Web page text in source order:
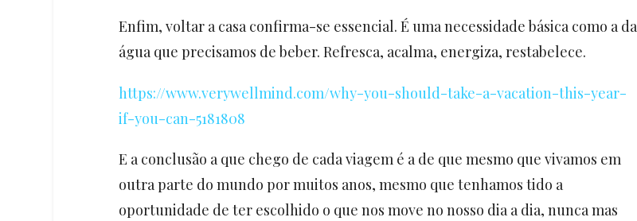
Enfim, voltar a casa confirma-se essencial. É uma necessidade básica como a da
água que precisamos de beber. Refresca, acalma, energiza, restabelece.
https://www.verywellmind.com/why-you-should-take-a-vacation-this-year-
if-you-can-5181808
E a conclusão a que chego de cada viagem é a de que mesmo que vivamos em
outra parte do mundo por muitos anos, mesmo que tenhamos tido a
oportunidade de ter escolhido o que nos move no nosso dia a dia, nunca mas